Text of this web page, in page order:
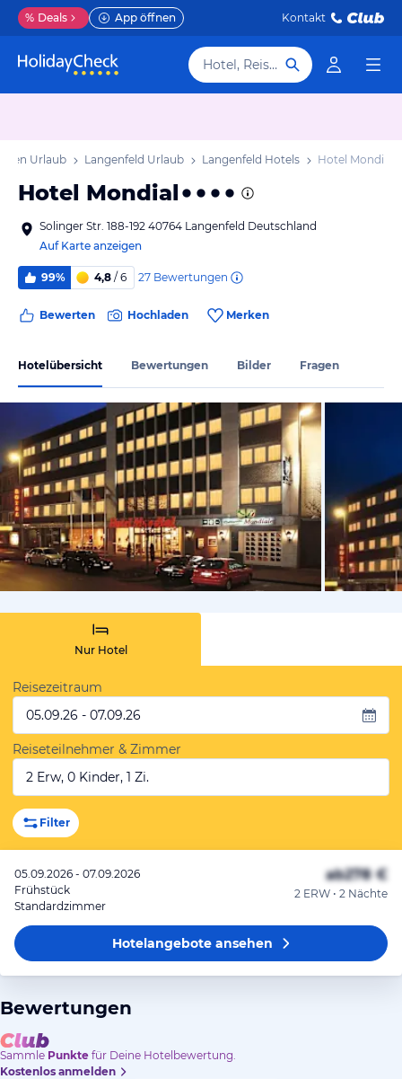
% Deals App öffnen Kontakt
Hotel, Reiseziel
Urlaub Langenfeld Urlaub Langenfeld Hotels Hotel Mondial
Hotel Mondial
Solinger Str. 188-192 40764 Langenfeld Deutschland
Auf Karte anzeigen
99% 4,8 / 6 27 Bewertungen
Bewerten Hochladen Merken
Hotelübersicht Bewertungen Bilder Fragen
von
Nur Hotel
Reisezeitraum
05.09.26 - 07.09.26
Reiseteilnehmer & Zimmer
2 Erw, 0 Kinder, 1 Zi.
Filter
05.09.2026 - 07.09.2026
Frühstück
Standardzimmer
ab278 €
2 ERW • 2 Nächte
Hotelangeboteansehen
Bewertungen
Sammle Punkte für Deine Hotelbewertung.
Kostenlos anmelden